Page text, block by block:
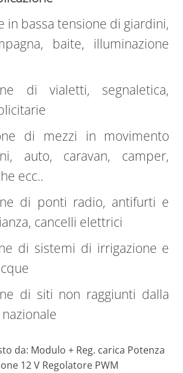
in bassa tensione di giardini,
baite, illuminazione
di vialetti, segnaletica,
di mezzi in movimento
auto, caravan, camper,
ecc..
di ponti radio, antifurti e
cancelli elettrici
di sistemi di irrigazione e
di siti non raggiunti dalla
da: Modulo + Reg. carica Potenza
12 V Regolatore PWM